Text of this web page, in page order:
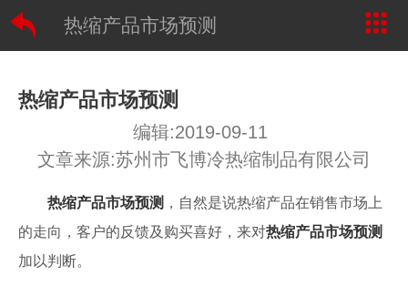
热缩产品市场预测
热缩产品市场预测
编辑:2019-09-11
文章来源:苏州市飞博冷热缩制品有限公司
热缩产品市场预测 ，自然是说热缩产品在销售市场上
的走向，客户的反馈及购买喜好，来对热缩产品市场预测
加以判断。